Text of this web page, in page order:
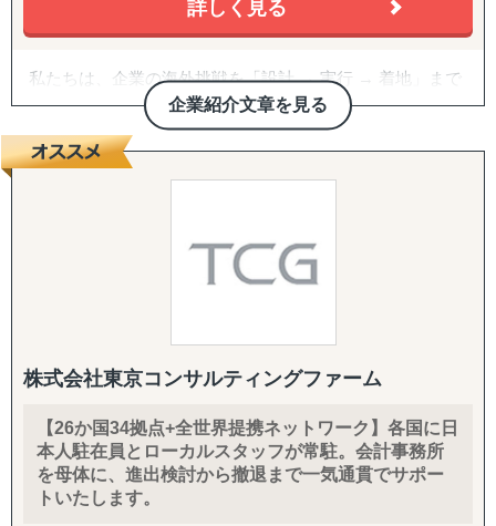
詳しく見る
企業紹介文章を見る
私たちは、企業の海外挑戦を「設計 → 実行 → 着地」まで
一気通貫で伴走支援します。
『どの国が最適か？』を見極めるゼロ→イチの意思決定か
※支援主要各国の現地スタッフ300人以上配置。進出後も
継続して支援できる体制を構築しています。
------------------------------------
■ サポート対象国（グループ別）
↳ ASEAN主要国：タイ・ベトナム・マレーシア・カンボ
株式会社東京コンサルティングファーム
【26か国34拠点+全世界提携ネットワーク】各国に日
本人駐在員とローカルスタッフが常駐。会計事務所
を母体に、進出検討から撤退まで一気通貫でサポー
トいたします。